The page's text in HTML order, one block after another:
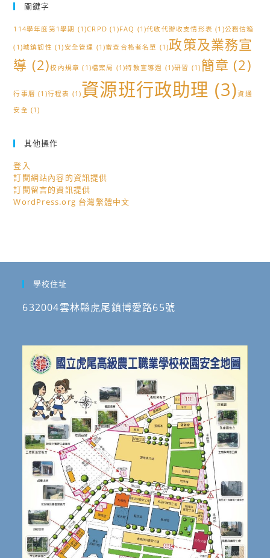
關鍵字
114學年度第1學期 (1)CRPD (1)FAQ (1)代收代辦收支情形表 (1)公務信箱
(1)城鎮韌性 (1)安全管理 (1)審查合格者名單 (1)政策及業務宣
導 (2)校內規章 (1)檔案局 (1)特教宣導週 (1)研習 (1) 簡章 (2)
行事曆 (1)行程表 (1)資源班行政助理 (3)資通
安全 (1)
其他操作
登入
訂閱網站內容的資訊提供
訂閱留言的資訊提供
WordPress.org 台灣繁體中文
學校住址
632004雲林縣虎尾鎮博愛路65號